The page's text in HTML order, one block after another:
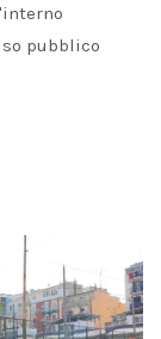
pubblico